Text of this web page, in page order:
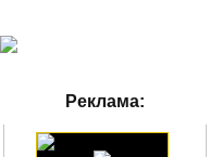
Реклама: